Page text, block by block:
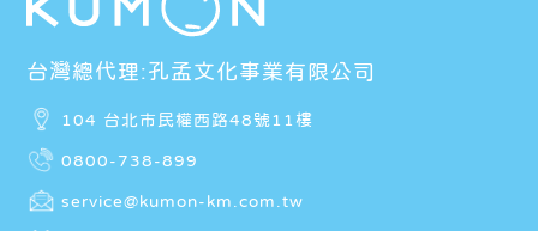
台灣總代理:孔孟文化事業有限公司
104 台北市民權西路48號11樓
0800-738-899
service@kumon-km.com.tw